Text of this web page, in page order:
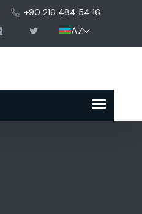
+90 216 484 54 16
AZ